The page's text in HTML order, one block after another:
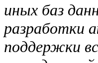
иных баз
разработки
поддержки